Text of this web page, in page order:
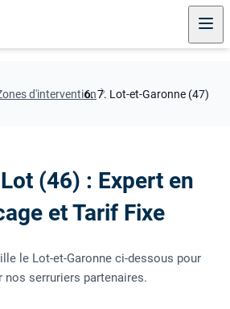
d'intervention Lot-et-Garonne (47)
(46) : Expert en
et Tarif Fixe
le Lot-et-Garonne ci-dessous pour
nos serruriers partenaires.